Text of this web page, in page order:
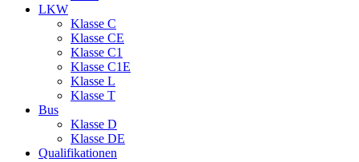
LKW
Klasse C
Klasse CE
Klasse C1
Klasse C1E
Klasse L
Klasse T
Bus
Klasse D
Klasse DE
Qualifikationen